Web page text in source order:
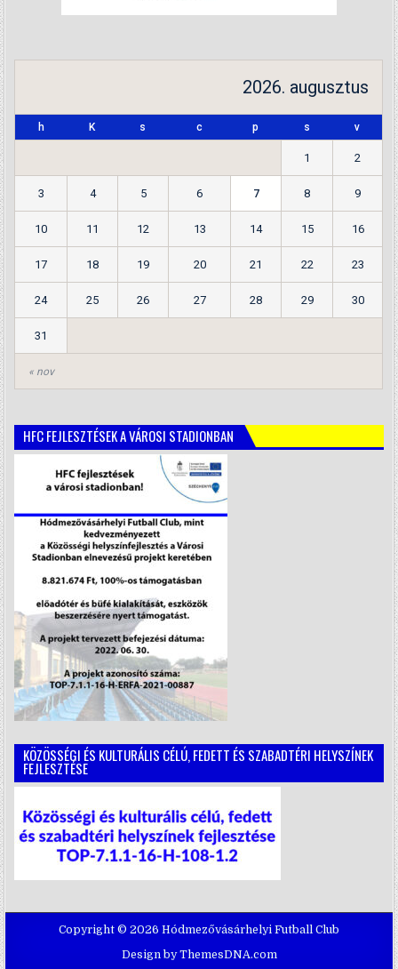
2026. augusztus
h K s c p s v
« nov
1 2
3 4 5 6 7 8 9
10 11 12 13 14 15 16
17 18 19 20 21 22 23
24 25 26 27 28 29 30
31
HFC FEJLESZTÉSEK A VÁROSI STADIONBAN
KÖZÖSSÉGI ÉS KULTURÁLIS CÉLÚ, FEDETT ÉS SZABADTÉRI HELYSZÍNEK
FEJLESZTÉSE
Copyright © 2026 Hódmezővásárhelyi Futball Club
Design by ThemesDNA.com